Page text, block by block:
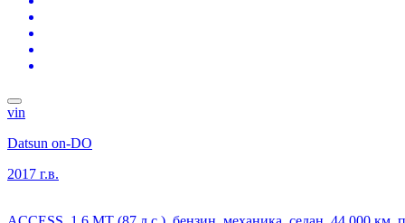
vin
Datsun on-DO
2017 г.в.